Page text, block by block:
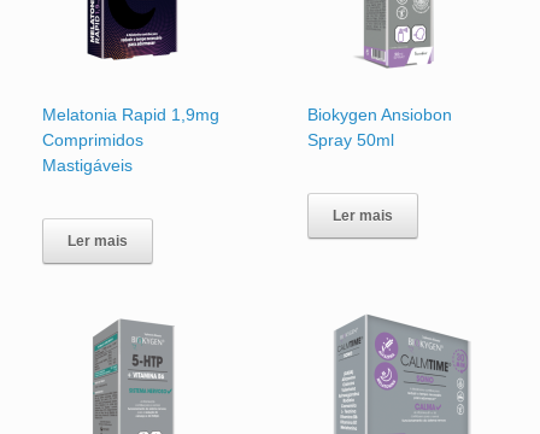
Melatonia Rapid 1,9mg
Comprimidos
Mastigáveis
Ler mais
Biokygen Ansiobon
Spray 50ml
Ler mais